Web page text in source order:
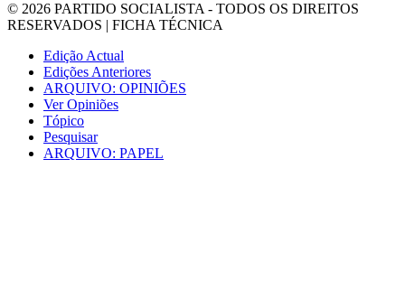
© 2026 PARTIDO SOCIALISTA - TODOS OS DIREITOS
RESERVADOS | FICHA TÉCNICA
Edição Actual
Edições Anteriores
ARQUIVO: OPINIÕES
Ver Opiniões
Tópico
Pesquisar
ARQUIVO: PAPEL